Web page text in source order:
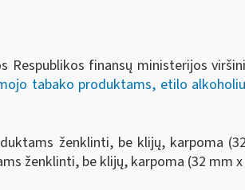
finansų ministerijos
tabako produktams, etilo
ženklinti, be klijų, karpoma
ženklinti, be klijų, karpoma (32 mm